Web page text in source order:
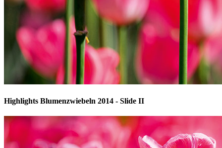
Highlights Blumenzwiebeln 2014 - Slide II